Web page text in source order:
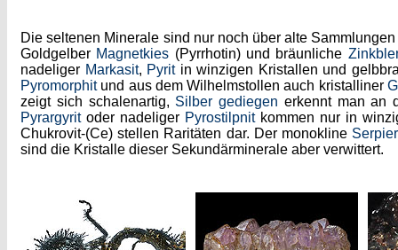
Die seltenen Minerale sind nur noch über alte
Goldgelber Magnetkies (Pyrrhotin) und bräunliche
nadeliger Markasit, Pyritin winzigen Kristallen und
Pyromorphitund aus dem Wilhelmstollen auch kristalliner
zeigt sich schalenartig, Silber gediegen erkennt man an
Pyrargyritoder nadeliger Pyrostilpnitkommen nur in
Chukrovit-(Ce) stellen Raritäten dar. Der monokline
sind die Kristalle dieser Sekundärminerale aber verwittert.